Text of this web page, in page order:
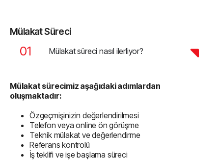
Mülakat Süreci
Mülakat süreci nasıl ilerliyor?
Mülakat sürecimiz aşağıdaki adımlardan
oluşmaktadır:
Özgeçmişinizin değerlendirilmesi
Telefon veya online ön görüşme
Teknik mülakat ve değerlendirme
Referans kontrolü
İş teklifi ve işe başlama süreci